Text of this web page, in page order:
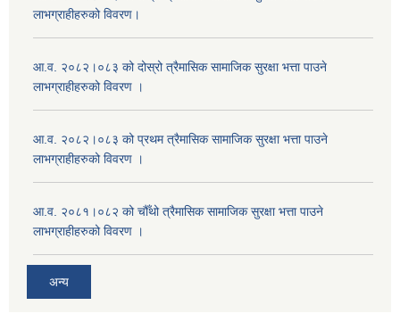
लाभग्राहीहरुको विवरण।
आ.व. २०८२।०८३ को दोस्रो त्रैमासिक सामाजिक सुरक्षा भत्ता पाउने
लाभग्राहीहरुको विवरण ।
आ.व. २०८२।०८३ को प्रथम त्रैमासिक सामाजिक सुरक्षा भत्ता पाउने
लाभग्राहीहरुको विवरण ।
आ.व. २०८१।०८२ को चौँथो त्रैमासिक सामाजिक सुरक्षा भत्ता पाउने
लाभग्राहीहरुको विवरण ।
अन्य